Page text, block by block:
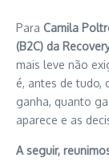
Para Camila
(B2C) da
mais leve não
é, antes de tudo,
ganha, quanto
aparece e as
A seguir,